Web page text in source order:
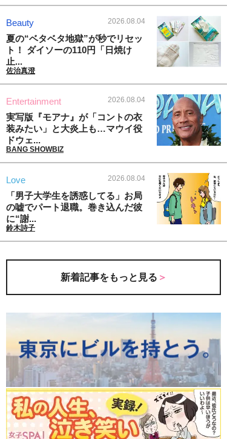
Beauty 2026.08.04
夏の“ベタベタ地獄”が秒でリセッ
ト！ ダイソーの110円「日焼け
止...
佐治真澄
Entertainment 2026.08.04
実写版『モアナ』が「コントの衣
装みたい」と大炎上も…マウイ役
ドウェ...
BANG SHOWBIZ
Love 2026.08.04
「男子大学生を誘惑してる」お局
の嘘でパート退職。巻き込んだ彼
に“謝...
鈴木詩子
新着記事をもっと見る